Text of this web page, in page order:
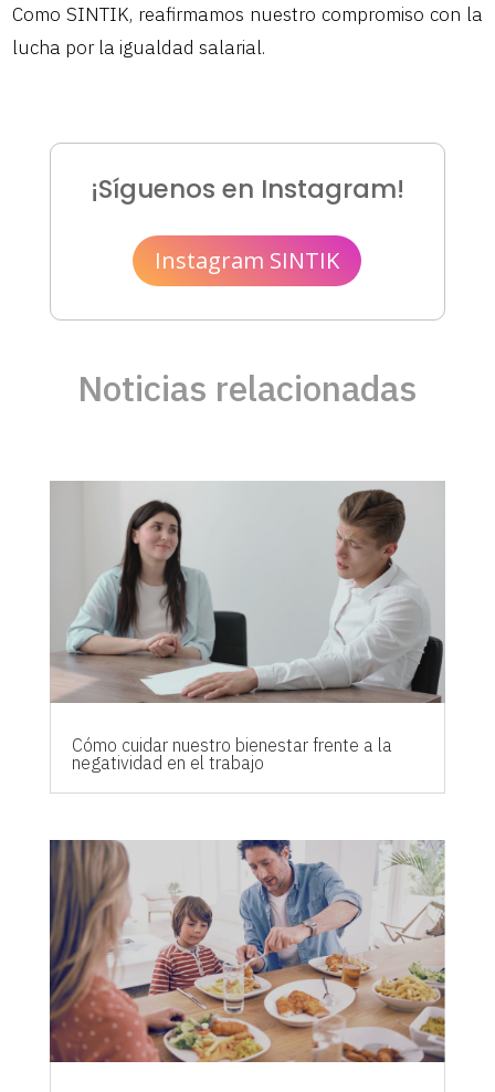
Como SINTIK, reafirmamos nuestro compromiso con la
lucha por la igualdad salarial.
¡Síguenos en Instagram!
Instagram SINTIK
Noticias relacionadas
Cómo cuidar nuestro bienestar frente a la
negatividad en el trabajo